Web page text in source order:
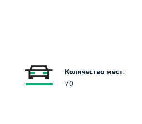
Количество мест:
70